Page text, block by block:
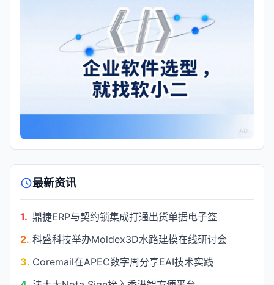
AD
最新资讯
1. 鼎捷ERP与契约锁集成打通出货单据电子签
2. 科盛科技举办Moldex3D水路建模在线研讨会
3. Coremail在APEC数字周分享EAI技术实践